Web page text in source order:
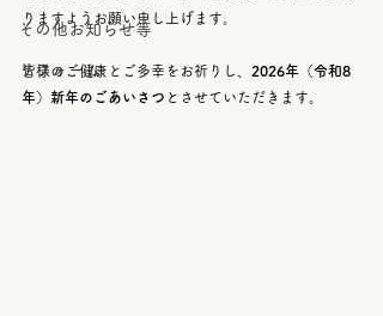
その他お知らせ等
リフォーム
りますようお願い申し上げます。
皆様のご健康とご多幸をお祈りし、 2026年（令和8
年）新年のごあいさつ とさせていただきます。